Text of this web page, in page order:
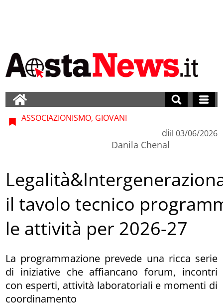
ASSOCIAZIONISMO, GIOVANI
di
Danila Chenal
il 03/06/2026
il tavolo tecnico
le attività per 2026-27
La programmazione prevede una ricca serie
di iniziative che affiancano forum, incontri
con esperti, attività laboratoriali e momenti di
coordinamento